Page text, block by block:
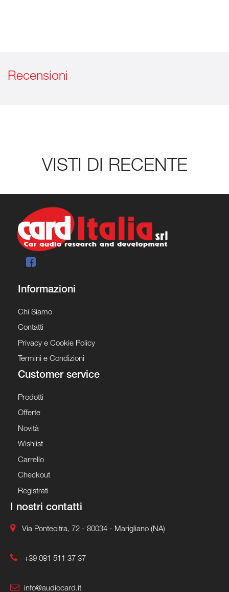
Recensioni
VISTI DI RECENTE
Informazioni
Chi Siamo
Contatti
Privacy e Cookie Policy
Termini e Condizioni
Customer service
Prodotti
Offerte
Novità
Wishlist
Carrello
Checkout
Registrati
I nostri contatti
Via Pontecitra, 72 - 80034 - Marigliano (NA)
+39 081 511 37 37
info@audiocard.it